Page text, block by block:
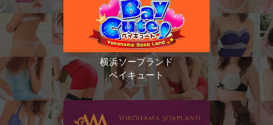
横浜ソープランド
ベイキュート